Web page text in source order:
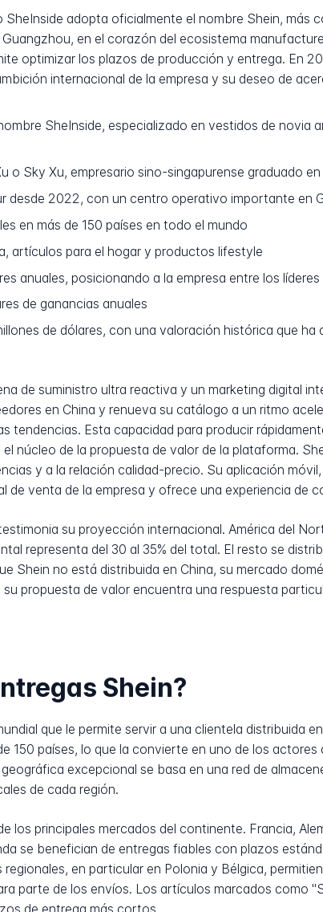
adopta oficialmente el nombre Shein, más
en el corazón del ecosistema
optimizar los plazos de producción y entrega. En
internacional de la empresa y su deseo de
SheInside, especializado en vestidos de novia
o Sky Xu, empresario sino-singapurense graduado
desde 2022, con un centro operativo importante en
en más de 150 países en todo el mundo
artículos para el hogar y productos lifestyle
anuales, posicionando a la empresa entre los
de ganancias anuales
de dólares, con una valoración histórica que ha
de suministro ultra reactiva y un marketing digital
en China y renueva su catálogo a un ritmo
tendencias. Esta capacidad para producir
núcleo de la propuesta de valor de la plataforma.
y a la relación calidad-precio. Su aplicación
venta de la empresa y ofrece una experiencia de
su proyección internacional. América del
representa del 30 al 35% del total. El resto se
Shein no está distribuida en China, su mercado
propuesta de valor encuentra una respuesta
Shein?
que le permite servir a una clientela distribuida
150 países, lo que la convierte en uno de los
excepcional se basa en una red de
de cada región.
los principales mercados del continente. Francia,
se benefician de entregas fiables con plazos
en particular en Polonia y Bélgica,
parte de los envíos. Los artículos marcados como